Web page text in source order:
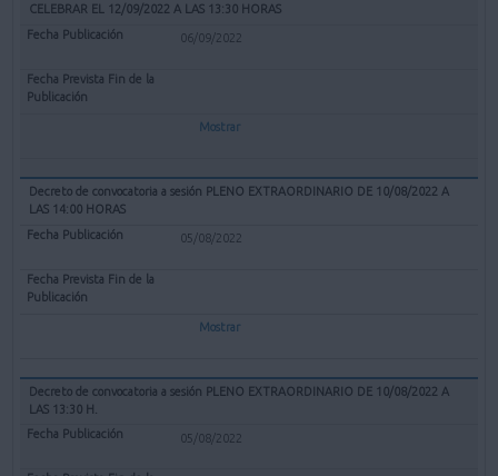
CELEBRAR EL 12/09/2022 A LAS 13:30 HORAS
06/09/2022
Mostrar
Decreto de convocatoria a sesión PLENO EXTRAORDINARIO DE 10/08/2022 A
LAS 14:00 HORAS
05/08/2022
Mostrar
Decreto de convocatoria a sesión PLENO EXTRAORDINARIO DE 10/08/2022 A
LAS 13:30 H.
05/08/2022